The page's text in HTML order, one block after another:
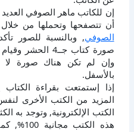
إن للكاتب ماهر الصوفي
أن تتصفحها وتحملها من
الصوفي, وبالنسبة للصور
صورة كتاب جــ4
وإن لم تكن هناك صورة
بالأسفل.
إذا إستمتعت بقراءة
المزيد من الكتب الأخرى
الكتب الإلكترونية, وتوجد به
هذه